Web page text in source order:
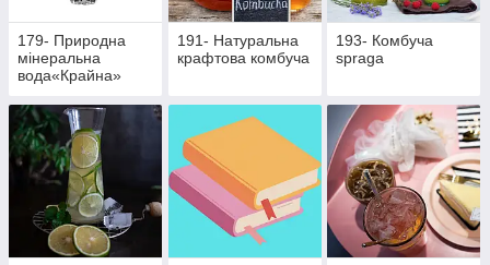
179- Природна
мінеральна
вода«Крайна»
191- Натуральна
крафтова комбуча
193- Комбуча
spraga